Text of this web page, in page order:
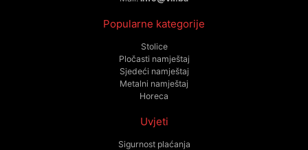
Popularne kategorije
Stolice
Pločasti namještaj
Sjedeći namještaj
Metalni namještaj
Horeca
Uvjeti
Sigurnost plaćanja